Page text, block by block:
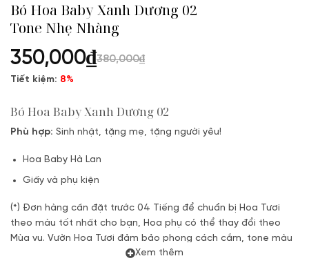
Bó Hoa Baby Xanh Dương 02
Tone Nhẹ Nhàng
350,000₫380,000₫
Tiết kiệm: 8%
Bó Hoa Baby Xanh Dương 02
Phù hợp: Sinh nhật, tặng mẹ, tặng người yêu!
Hoa Baby Hà Lan
Giấy và phụ kiện
(*) Đơn hàng cần đặt trước 04 Tiếng để chuẩn bị Hoa Tươi
theo màu tốt nhất cho bạn, Hoa phụ có thể thay đổi theo
Mùa vụ. Vườn Hoa Tươi đảm bảo phong cách cắm, tone màu
sắc. Nếu có thay đổi về Hoa phụ sẽ được thông báo đến Quý
Xem thêm